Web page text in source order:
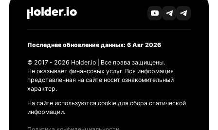
Последнее обновление данных: 6 Авг 2026
© 2017 - 2026 Holder.io | Все права защищены.
Не оказывает финансовых услуг. Вся информация
представленная на сайте носит ознакомительный
характер.
На сайте используются cookie для сбора статической
информации.